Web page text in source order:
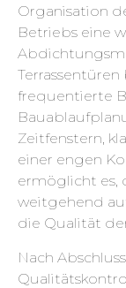
Organisation
Betriebs eine
frequentierte
Zeitfenstern,
einer engen
ermöglicht es,
weitgehend
die Qualität
Nach